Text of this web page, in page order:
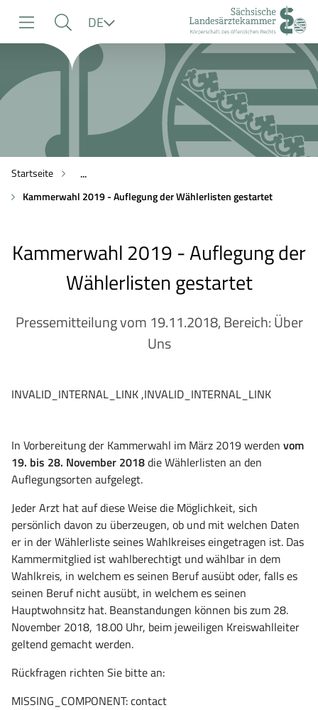
Navigation
Suche
Inhalt
DE
Startseite
...
Kammerwahl 2019 - Auflegung der Wählerlisten gestartet
Kammerwahl 2019 - Auflegung der
Wählerlisten gestartet
Pressemitteilung vom 19.11.2018, Bereich: Über
Uns
INVALID_INTERNAL_LINK ,INVALID_INTERNAL_LINK
In Vorbereitung der Kammerwahl im März 2019 werden vom
19. bis 28. November 2018die Wählerlisten an den
Auflegungsorten aufgelegt.
Jeder Arzt hat auf diese Weise die Möglichkeit, sich
persönlich davon zu überzeugen, ob und mit welchen Daten
er in der Wählerliste seines Wahlkreises eingetragen ist. Das
Kammermitglied ist wahlberechtigt und wählbar in dem
Wahlkreis, in welchem es seinen Beruf ausübt oder, falls es
seinen Beruf nicht ausübt, in welchem es seinen
Hauptwohnsitz hat. Beanstandungen können bis zum 28.
November 2018, 18.00 Uhr, beim jeweiligen Kreiswahlleiter
geltend gemacht werden.
Rückfragen richten Sie bitte an:
MISSING_COMPONENT: contact